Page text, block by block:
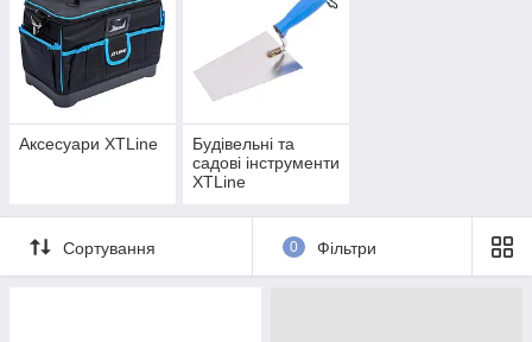
Аксесуари XTLine
Будівельні та
садові інструменти
XTLine
Сортування 0 Фільтри